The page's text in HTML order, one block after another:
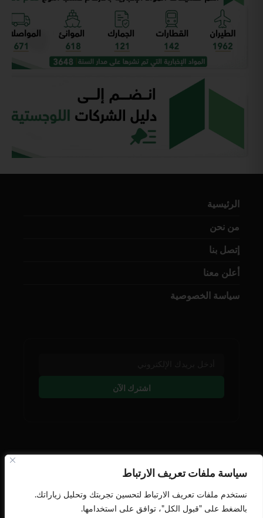
سياسة ملفات تعريف الارتباط
نستخدم ملفات تعريف الارتباط لتحسين تجربتك وتحليل زياراتك.
بالضغط على "قبول الكل"، توافق على استخدامها.
الرئيسية
من نحن
إتصل بنا
أعلن معنا
سياسة الخصوصية
اشترك الآن